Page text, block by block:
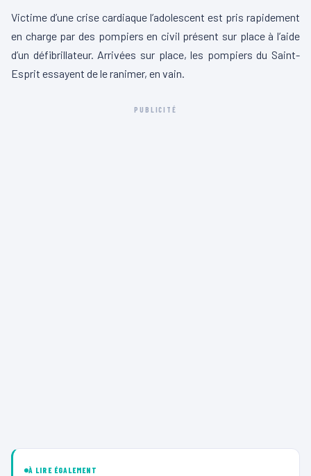
Victime d’une crise cardiaque l’adolescent est pris rapidement
en charge par des pompiers en civil présent sur place à l’aide
d’un défibrillateur. Arrivées sur place, les pompiers du Saint-
Esprit essayent de le ranimer, en vain.
PUBLICITÉ
À LIRE ÉGALEMENT